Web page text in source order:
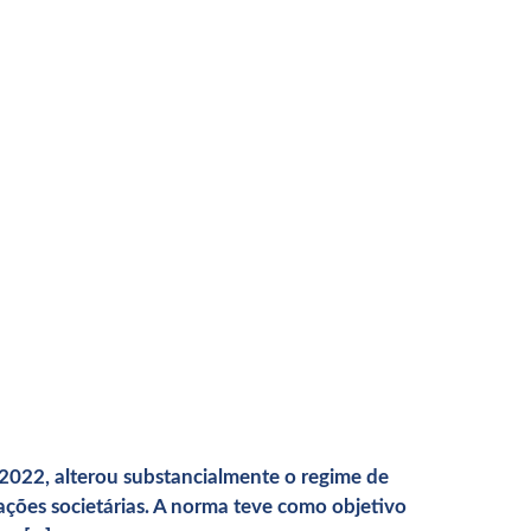
alterou substancialmente o regime de
societárias. A norma teve como objetivo